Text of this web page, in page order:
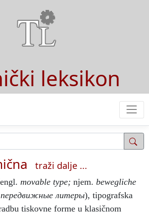
leksikon
traži dalje ...
movable type; njem. bewegliche
передвижные литеры), tipografska
tiskovne forme u klasičnom